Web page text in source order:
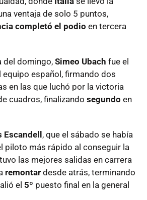
ventaja de solo 5 puntos,
completó el podio en tercera
del domingo, Simeo Ubach fue el
español, firmando dos
en las que luchó por la victoria
cuadros, finalizando segundo en
Escandell, que el sábado se había
piloto más rápido al conseguir la
las mejores salidas en carrera
remontardesde atrás, terminando
el 5º puesto final en la general